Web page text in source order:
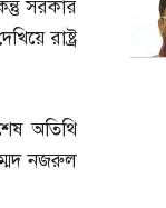
সরকার
রাষ্ট্র
অতিথি
নজরুল